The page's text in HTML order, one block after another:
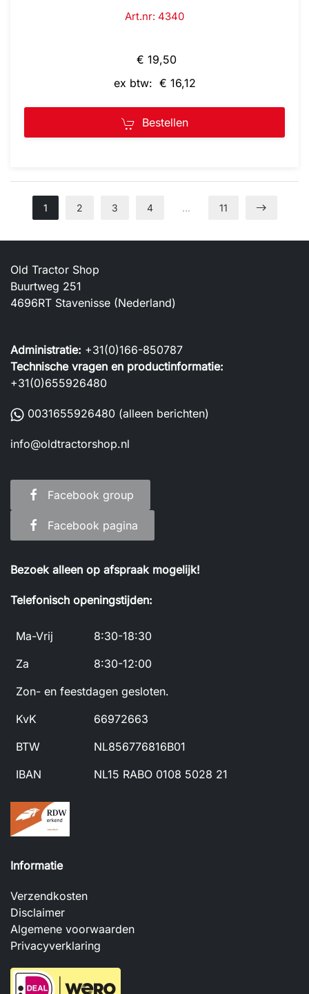
Art.nr: 4340
€ 19,50
ex btw: € 16,12
Bestellen
1 2 3 4 … 11
Old Tractor Shop
Buurtweg 251
4696RT Stavenisse (Nederland)
Administratie: +31(0)166-850787
Technische vragen en productinformatie:
+31(0)655926480
0031655926480 (alleen berichten)
info@oldtractorshop.nl
Facebook group
Facebook pagina
Bezoek alleen op afspraak mogelijk!
Telefonisch openingstijden:
Ma-Vrij
8:30-18:30
Za
8:30-12:00
Zon- en feestdagen gesloten.
KvK
66972663
BTW
NL856776816B01
IBAN
NL15 RABO 0108 5028 21
Informatie
Verzendkosten
Disclaimer
Algemene voorwaarden
Privacyverklaring